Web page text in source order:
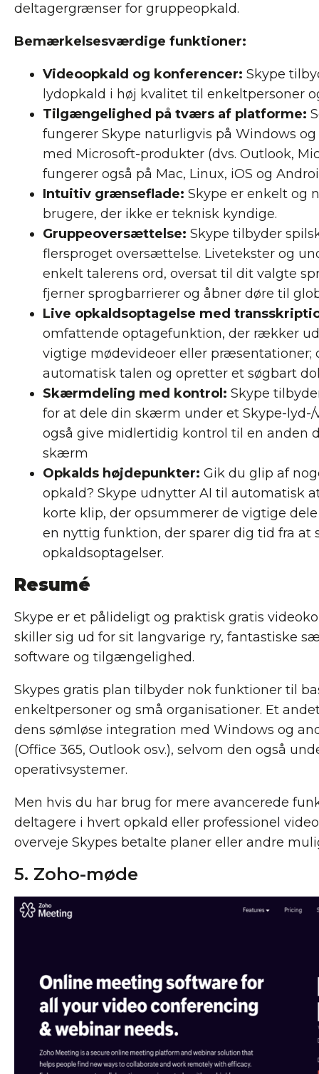
deltagergrænser for gruppeopkald.
Bemærkelsesværdige funktioner:
Videoopkald og konferencer: Skype
lydopkald i høj kvalitet til enkeltpersoner
Tilgængelighed på tværs af platforme:
fungerer Skype naturligvis på Windows
med Microsoft-produkter (dvs. Outlook,
fungerer også på Mac, Linux, iOS og
Intuitiv grænseflade: Skype er enkelt og
brugere, der ikke er teknisk kyndige.
Gruppeoversættelse: Skype tilbyder
flersproget oversættelse. Livetekster og
enkelt talerens ord, oversat til dit valgte
fjerner sprogbarrierer og åbner døre til
Live opkaldsoptagelse med
omfattende optagefunktion, der rækker
vigtige mødevideoer eller præsentationer;
automatisk talen og opretter et søgbart
Skærmdeling med kontrol: Skype
for at dele din skærm under et Skype-
også give midlertidig kontrol til en anden
skærm
Opkalds højdepunkter: Gik du glip af
opkald? Skype udnytter AI til automatisk
korte klip, der opsummerer de vigtige
en nyttig funktion, der sparer dig tid fra at
opkaldsoptagelser.
Resumé
Skype er et pålideligt og praktisk gratis
skiller sig ud for sit langvarige ry, fantastiske
software og tilgængelighed.
Skypes gratis plan tilbyder nok funktioner til
enkeltpersoner og små organisationer. Et
dens sømløse integration med Windows og
(Office 365, Outlook osv.), selvom den også
operativsystemer.
Men hvis du har brug for mere avancerede
deltagere i hvert opkald eller professionel
overveje Skypes betalte planer eller andre
5. Zoho-møde